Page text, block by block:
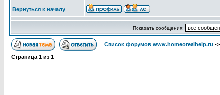
Вернуться к началу
Показать сообщения:
Список форумов www.homeorealhelp.ru -
Страница 1 из 1